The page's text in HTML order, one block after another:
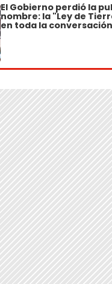
El Gobierno perdió la
nombre: la "Ley de
en toda la